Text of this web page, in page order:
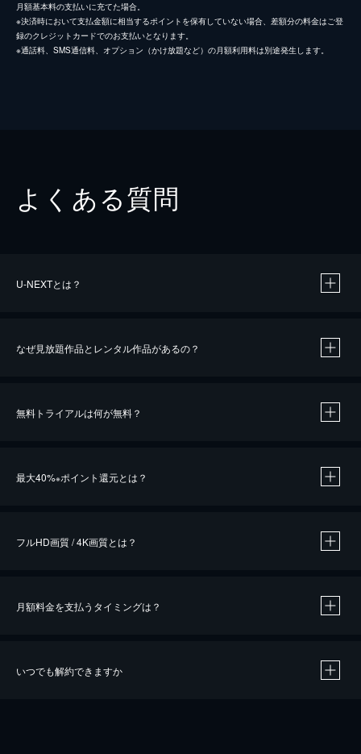
月額基本料の支払いに充てた場合。
※決済時において支払金額に相当するポイントを保有していない場合、差額分の料金はご登
録のクレジットカードでのお支払いとなります。
※通話料、SMS通信料、オプション（かけ放題など）の月額利用料は別途発生します。
よくある質問
U-NEXTとは？
なぜ見放題作品とレンタル作品があるの？
無料トライアルは何が無料？
最大40%※ポイント還元とは？
※40％ポイント還元の対象は、クレジットカード決済による作品の購入 / レンタルです。
フルHD画質 / 4K画質とは？
月額料金を支払うタイミングは？
いつでも解約できますか